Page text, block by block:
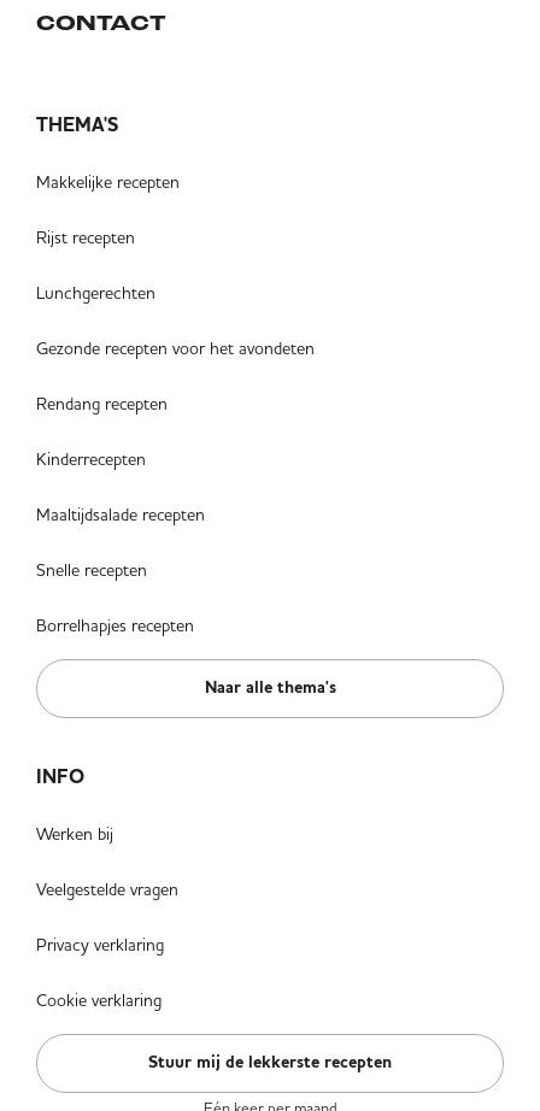
CONTACT
THEMA'S
Makkelijke recepten
Rijst recepten
Lunchgerechten
Gezonde recepten voor het avondeten
Rendang recepten
Kinderrecepten
Maaltijdsalade recepten
Snelle recepten
Borrelhapjes recepten
Naar alle thema's
INFO
Werken bij
Veelgestelde vragen
Privacy verklaring
Cookie verklaring
Stuur mij de lekkerste recepten